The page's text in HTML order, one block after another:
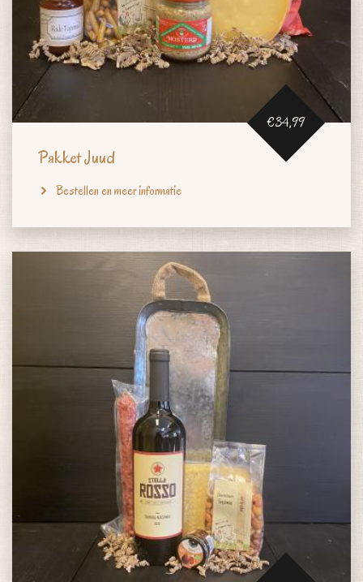
€34,99
Pakket Juud
Bestellen en meer informatie